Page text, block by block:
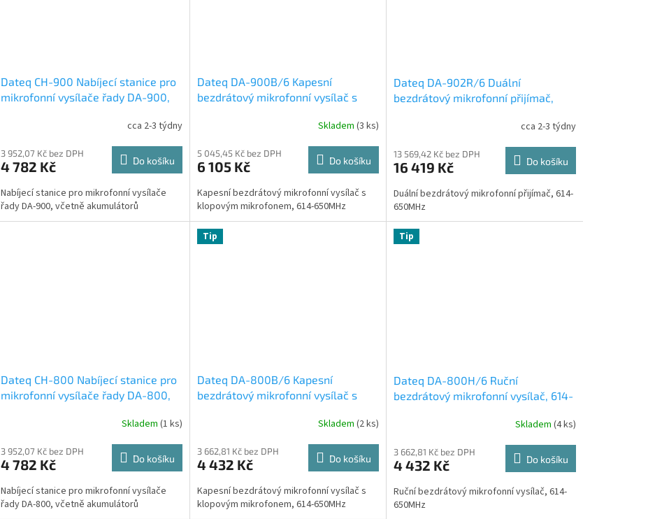
Dateq CH-900 Nabíjecí stanice pro
mikrofonní vysílače řady DA-900,
cca 2-3 týdny
3 952,07 Kč bez DPH
4 782 Kč Do košíku
Nabíjecí stanice pro mikrofonní vysílače
řady DA-900, včetně akumulátorů
Dateq DA-900B/6 Kapesní
bezdrátový mikrofonní vysílač s
Skladem (3 ks)
5 045,45 Kč bez DPH
6 105 Kč Do košíku
Kapesní bezdrátový mikrofonní vysílač s
klopovým mikrofonem, 614-650MHz
Dateq DA-902R/6 Duální
bezdrátový mikrofonní přijímač,
cca 2-3 týdny
13 569,42 Kč bez DPH
16 419 Kč Do košíku
Duální bezdrátový mikrofonní přijímač, 614-
650MHz
Dateq CH-800 Nabíjecí stanice pro
mikrofonní vysílače řady DA-800,
Skladem (1 ks)
3 952,07 Kč bez DPH
4 782 Kč Do košíku
Nabíjecí stanice pro mikrofonní vysílače
řady DA-800, včetně akumulátorů
Tip
Dateq DA-800B/6 Kapesní
bezdrátový mikrofonní vysílač s
Skladem (2 ks)
3 662,81 Kč bez DPH
4 432 Kč Do košíku
Kapesní bezdrátový mikrofonní vysílač s
klopovým mikrofonem, 614-650MHz
Tip
Dateq DA-800H/6 Ruční
bezdrátový mikrofonní vysílač, 614-
Skladem (4 ks)
3 662,81 Kč bez DPH
4 432 Kč Do košíku
Ruční bezdrátový mikrofonní vysílač, 614-
650MHz